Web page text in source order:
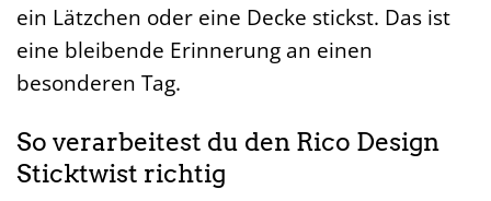
ein Lätzchen oder eine Decke stickst. Das ist
eine bleibende Erinnerung an einen
besonderen Tag.
So verarbeitest du den Rico Design
Sticktwist richtig